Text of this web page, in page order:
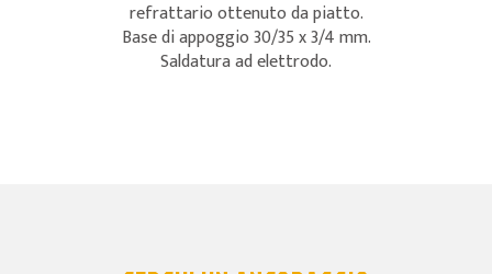
refrattario ottenuto da piatto.
Base di appoggio 30/35 x 3/4 mm.
Saldatura ad elettrodo.